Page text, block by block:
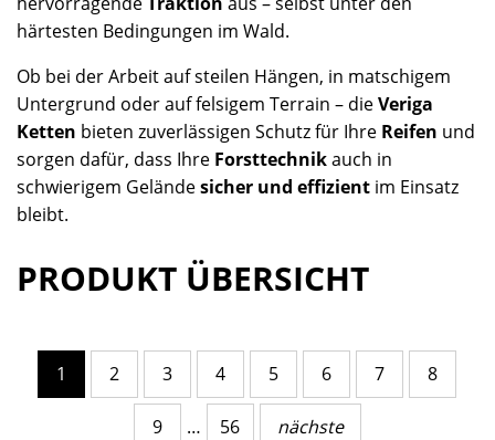
härtesten Bedingungen im Wald.
Ob bei der Arbeit auf steilen Hängen, in matschigem
Untergrund oder auf felsigem Terrain – dieVeriga
Ketten bieten zuverlässigen Schutz für Ihre Reifen und
sorgen dafür, dass Ihre Forsttechnikauch in
schwierigem Geländesicher und effizient im Einsatz
bleibt.
PRODUKT ÜBERSICHT
1 2 3 4 5 6 7 8
9 … 56 nächste